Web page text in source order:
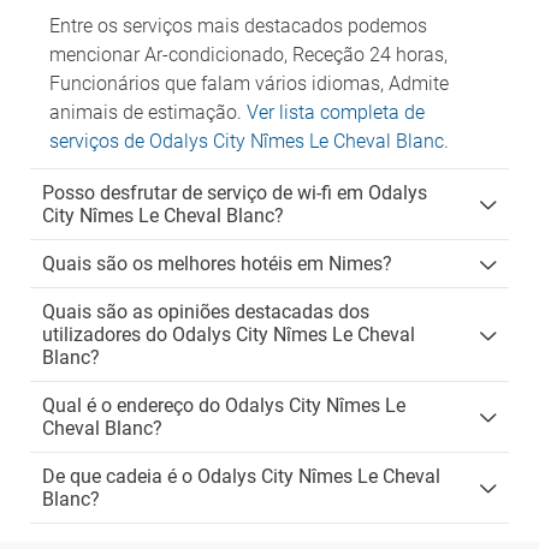
Entre os serviços mais destacados podemos
mencionar Ar-condicionado, Receção 24 horas,
Funcionários que falam vários idiomas, Admite
animais de estimação. Ver lista completa de
serviços de Odalys City Nîmes Le Cheval Blanc.
Posso desfrutar de serviço de wi-fi em Odalys
City Nîmes Le Cheval Blanc?
Quais são os melhores hotéis em Nimes?
Quais são as opiniões destacadas dos
utilizadores do Odalys City Nîmes Le Cheval
Blanc?
Qual é o endereço do Odalys City Nîmes Le
Cheval Blanc?
De que cadeia é o Odalys City Nîmes Le Cheval
Blanc?